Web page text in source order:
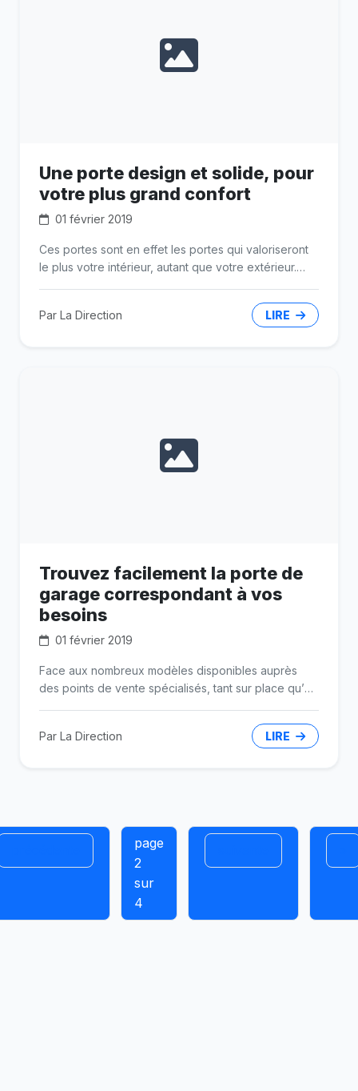
Une porte design et solide, pour
votre plus grand confort
01 février 2019
Ces portes sont en effet les portes qui valoriseront
le plus votre intérieur, autant que votre extérieur.
présente des parties faites en verre ou tout
entièrement faite de verre. Auparavant, ces portes
Par La Direction LIRE
Trouvez facilement la porte de
garage correspondant à vos
besoins
01 février 2019
Face aux nombreux modèles disponibles auprès
des points de vente spécialisés, tant sur place qu’en
Par La Direction
LIRE
page
2
sur
4